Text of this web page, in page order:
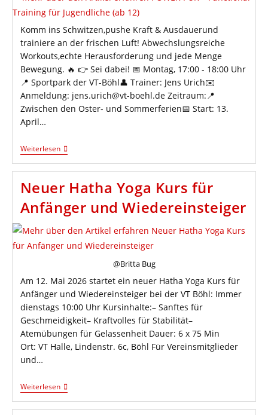
Komm ins Schwitzen,pushe Kraft & Ausdauerund
trainiere an der frischen Luft! Abwechslungsreiche
Workouts,echte Herausforderung und jede Menge
Bewegung. 🔥 👉 Sei dabei! 📅 Montag, 17:00 - 18:00 Uhr
📍 Sportpark der VT-Böhl👤 Trainer: Jens Urich✉️
Anmeldung: jens.urich@vt-boehl.de Zeitraum:📍
Zwischen den Oster- und Sommerferien📅 Start: 13.
April…
WeiterlesenPOWER
PUR
Training
Für
Jugendliche
(ab
12)
Neuer Hatha Yoga Kurs für
Anfänger und Wiedereinsteiger
@Britta Bug
Am 12. Mai 2026 startet ein neuer Hatha Yoga Kurs für
Anfänger und Wiedereinsteiger bei der VT Böhl: Immer
dienstags 10:00 Uhr Kursinhalte:– Sanftes für
Geschmeidigkeit– Kraftvolles für Stabilität–
Atemübungen für Gelassenheit Dauer: 6 x 75 Min
Ort: VT Halle, Lindenstr. 6c, Böhl Für Vereinsmitglieder
und…
WeiterlesenNeuer
Hatha
Yoga